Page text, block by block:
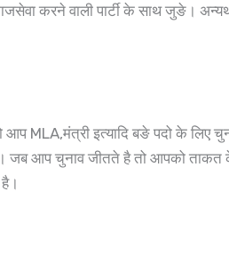
करने वाली पार्टी के साथ जुङे।
MLA,मंत्री इत्यादि बङे पदो के
आप चुनाव जीतते है तो आपको ताकत